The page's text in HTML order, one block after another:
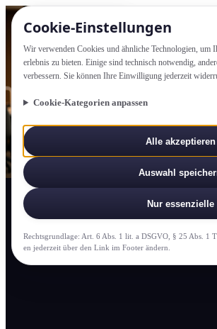
Cookie-Einstellung­en
Wir verwenden Cookies und ähnliche Technologien, um
erlebnis zu bieten. Einige sind technisch notwendig,
verbessern. Sie können Ihre Einwilligung jederzeit
Cookie-Kategorien anpassen
Alle akzeptieren
Auswahl
Nur essenzielle
Rechtsgrundlage: Art. 6 Abs. 1 lit. a DSGVO, § 25 Abs. 1
en jederzeit über den Link im Footer ändern.